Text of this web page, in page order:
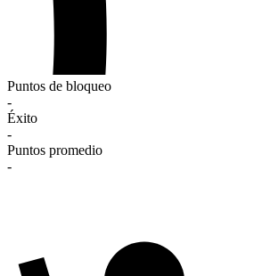
Puntos de bloqueo
-
Éxito
-
Puntos promedio
-